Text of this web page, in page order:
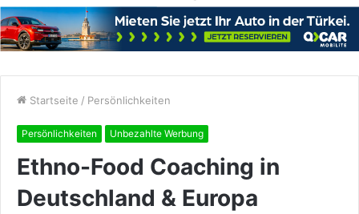
Startseite / Persönlichkeiten
Persönlichkeiten Unbezahlte Werbung
Ethno-Food Coaching in
Deutschland & Europa